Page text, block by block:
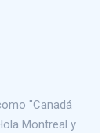
"Canadá
Montreal y